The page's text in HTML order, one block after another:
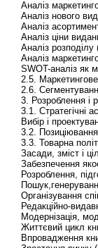
Аналіз
Аналіз нового
Аналіз
Аналіз ціни
Аналіз розподілу
Аналіз
SWOT-аналіз як
2.5.
2.6.
3. Розроблення і
3.1. Стратегічні
Вибір і
3.2. Позиціювання
3.3. Товарна
Засади, зміст і
Забезпечення
Розроблення,
Організування
Редакційно-
Модернізація,
Життєвий цикл
Впровадження